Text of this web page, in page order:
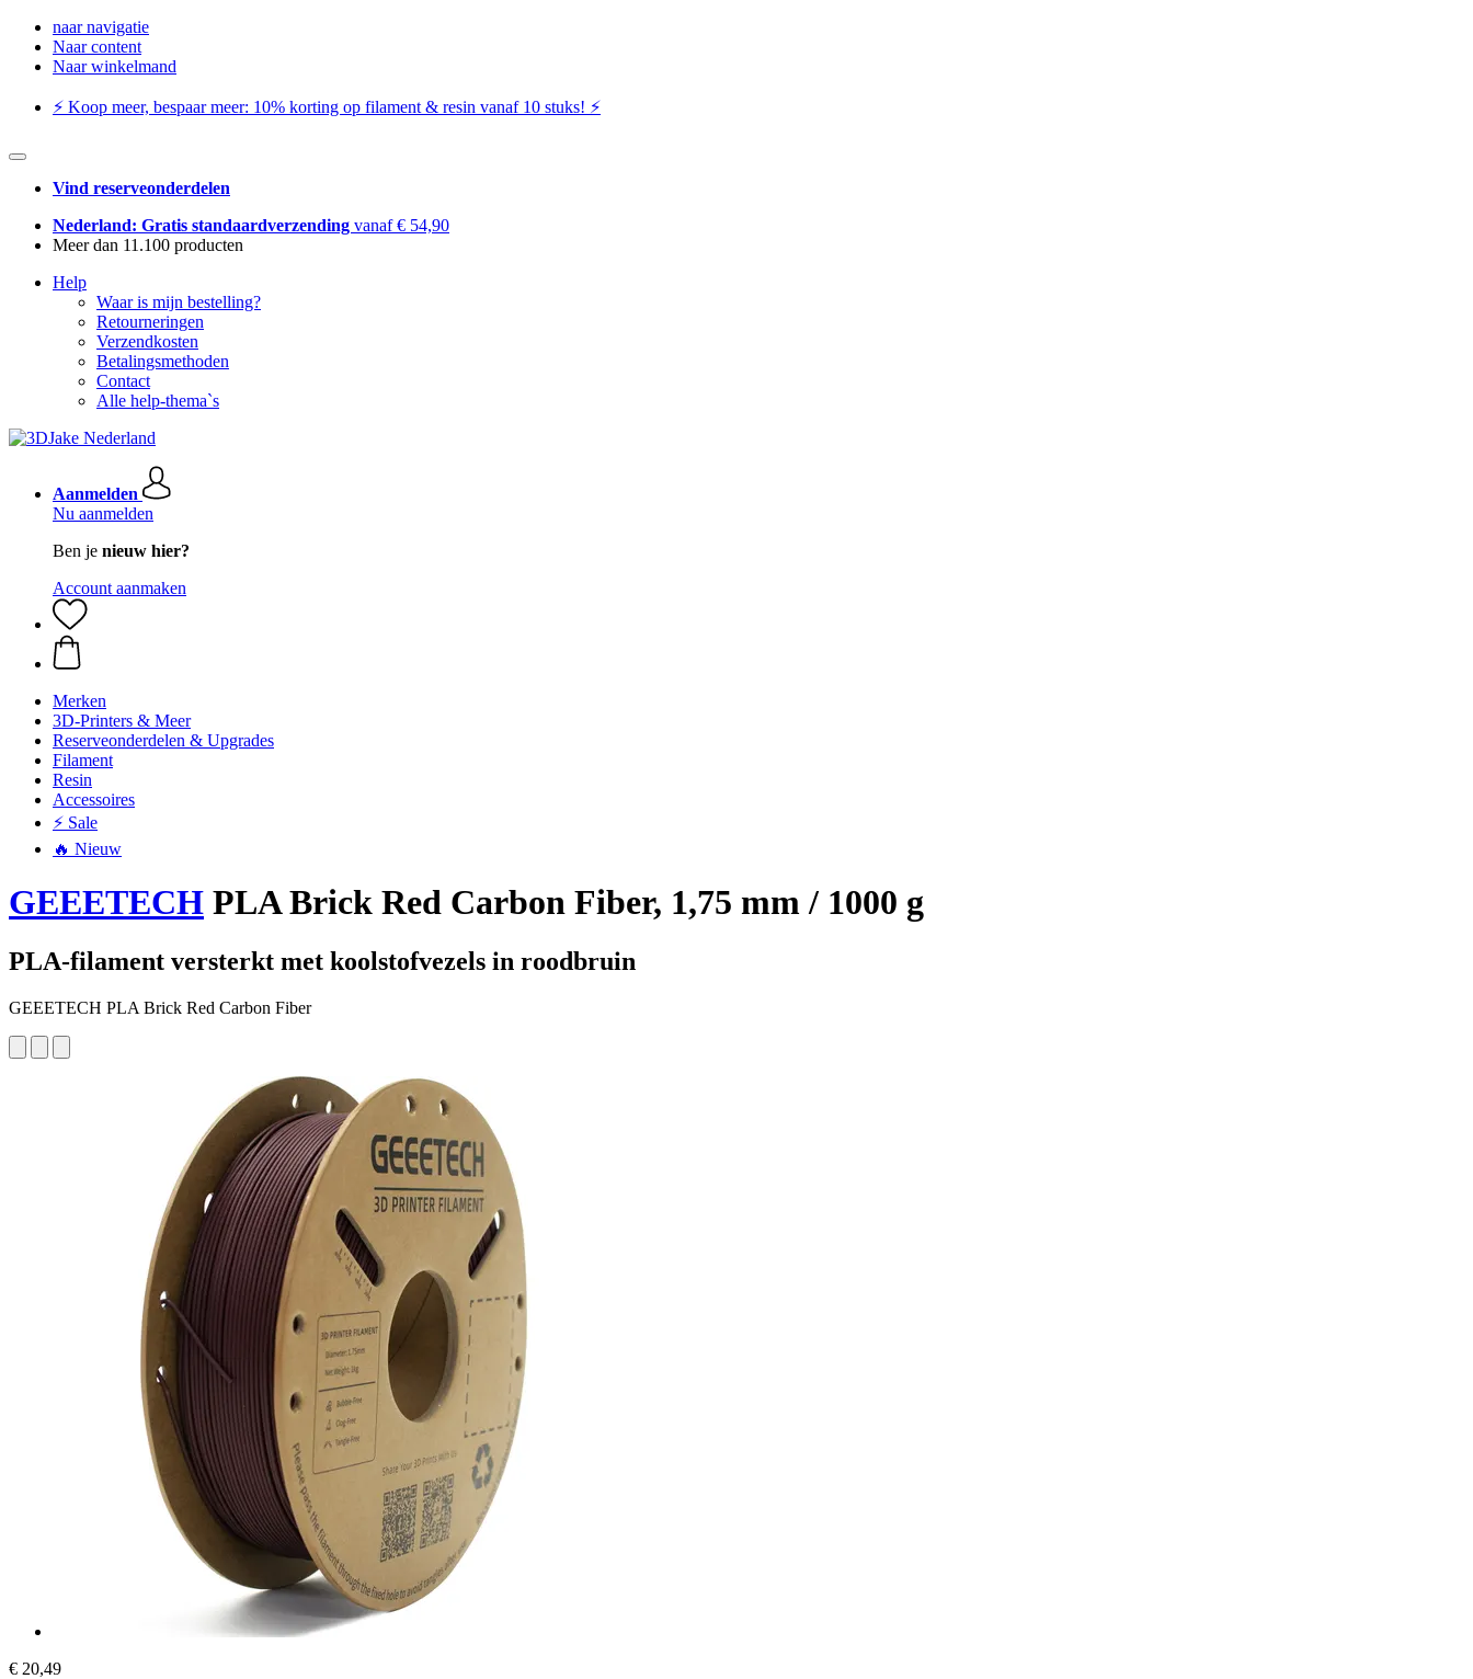
naar navigatie
Naar content
Naar winkelmand
⚡️ Koop meer, bespaar meer: ​​10% korting op filament & resin vanaf 10 stuks! ⚡️
Vind reserveonderdelen
Nederland: Gratis standaardverzending vanaf € 54,90
Meer dan 11.100 producten
Help
Waar is mijn bestelling?
Retourneringen
Verzendkosten
Betalingsmethoden
Contact
Alle help-thema`s
Aanmelden
Nu aanmelden
Ben je nieuw hier?
Account aanmaken
Merken
3D-Printers & Meer
Reserveonderdelen & Upgrades
Filament
Resin
Accessoires
⚡ Sale
🔥 Nieuw
GEEETECH PLA Brick Red Carbon Fiber, 1,75 mm / 1000 g
PLA-filament versterkt met koolstofvezels in roodbruin
GEEETECH PLA Brick Red Carbon Fiber
€ 20,49